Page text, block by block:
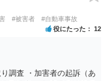
#被害者 #自動車事故
役にたった 12
調査 ・加害者の起訴（あ